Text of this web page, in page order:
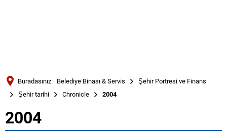
Buradasınız: Belediye Binası & Servis
Şehir Portresi ve Finans
Şehir tarihi
Chronicle 2004
2004
2004